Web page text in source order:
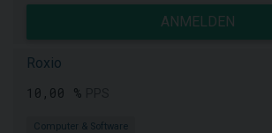
ANMELDEN
Roxio
10,00 %
Computer & Software